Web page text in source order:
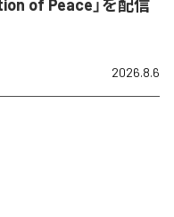
of Peace」を配信
2026.8.6